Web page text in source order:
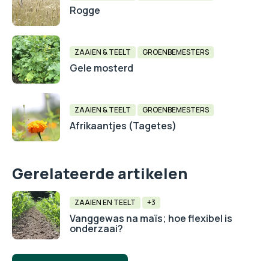
Rogge
ZAAIEN & TEELT GROENBEMESTERS
Gele mosterd
ZAAIEN & TEELT GROENBEMESTERS
Afrikaantjes (Tagetes)
Gerelateerde artikelen
ZAAIEN EN TEELT +3
Vanggewas na maïs; hoe flexibel is
onderzaai?